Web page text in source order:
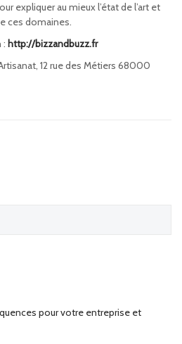
expliquer au mieux l’état de l’art et
ces domaines.
: http://bizzandbuzz.fr
12 rue des Métiers 68000
pour votre entreprise et